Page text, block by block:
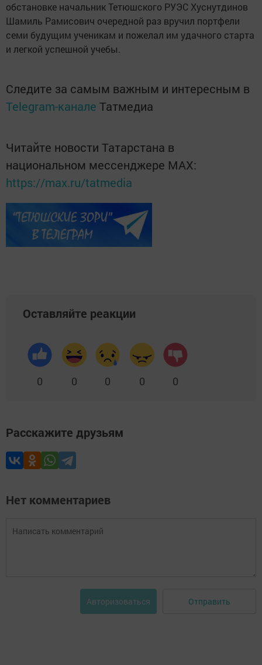
обстановке начальник Тетюшского РУЭС Хуснутдинов
Шамиль Рамисович очередной раз вручил портфели
семи будущим ученикам и пожелал им удачного старта
и легкой успешной учебы.
Следите за самым важным и интересным в
Telegram-канале Татмедиа
Читайте новости Татарстана в
национальном мессенджере MАХ:
https://max.ru/tatmedia
Оставляйте реакции
0 0 0 0 0
Расскажите друзьям
Нет комментариев
Авторизоваться Отправить